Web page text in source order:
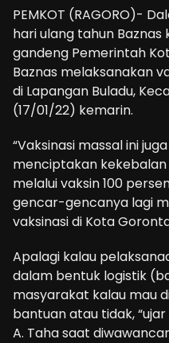
PEMKOT (RAGORO)-
hari ulang tahun Baznas
gandeng Pemerintah
Baznas melaksanakan
di Lapangan Buladu,
(17/01/22) kemarin.
“Vaksinasi massal ini
menciptakan
melalui vaksin 100
gencar-gencanya lagi
vaksinasi di Kota
Apalagi kalau
dalam bentuk logistik
masyarakat kalau mau
bantuan atau tidak,
A. Taha saat